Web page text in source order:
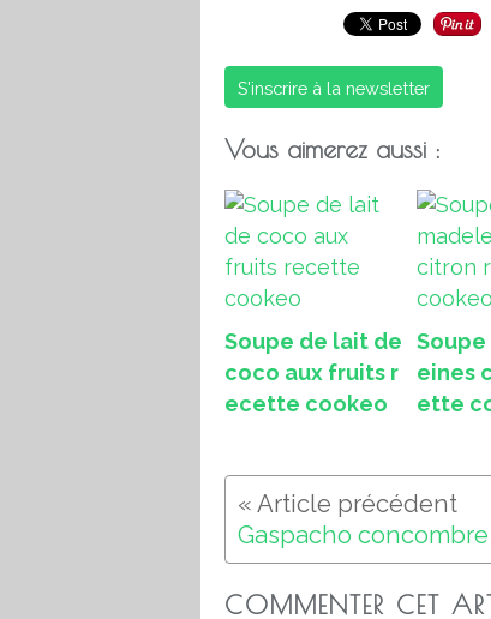
S'inscrire à la newsletter
Vous aimerez aussi :
Soupe de lait de
coco aux fruits r
ecette cookeo
eines
ette
COMMENTER CET